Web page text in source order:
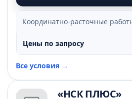
Координатно-расточные
Цены по запросу
Все условия →
«НСК ПЛЮС»